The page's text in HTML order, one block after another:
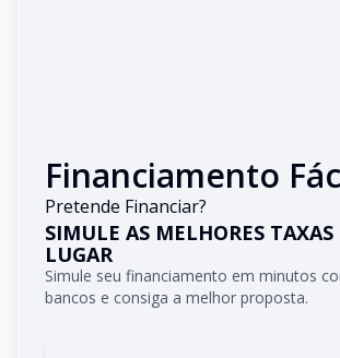
Financiamento
Pretende Financiar?
SIMULE AS MELHORES
LUGAR
Simule seu financiamento em minutos
bancos e consiga a melhor proposta.